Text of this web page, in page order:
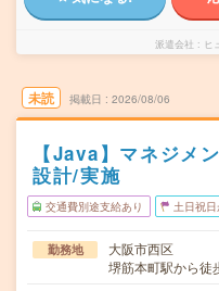
派遣会社 ヒ
未読 掲載日 2026/08/06
【Java】マネジメ
設計/実施
交通費別途支給あり 土日祝
勤務地
大阪市西区
堺筋本町駅から徒